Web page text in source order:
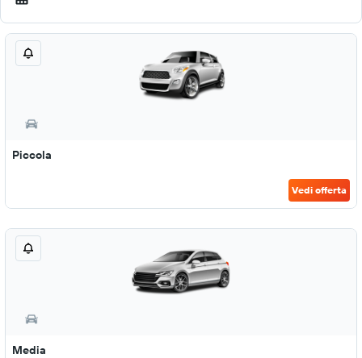
Piccola
Vedi offerta
Media